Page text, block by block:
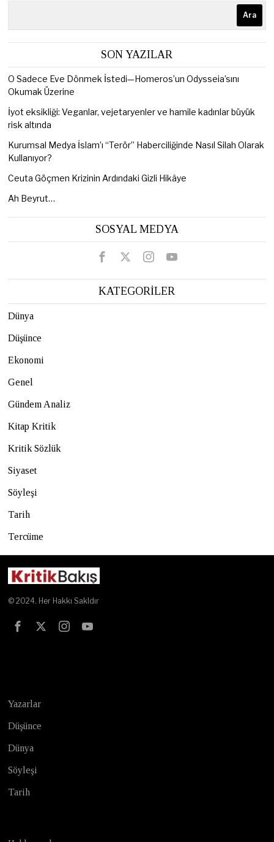
Ara
SON YAZILAR
O Sadece Eve Dönmek İstedi—Homeros’un Odysseia’sını
Okumak Üzerine
İyot eksikliği: Veganlar, vejetaryenler ve hamile kadınlar büyük
risk altında
Kurumsal Medya İslam’ı “Terör” Haberciliğinde Nasıl Silah Olarak
Kullanıyor?
Ceuta Göçmen Krizinin Ardındaki Gizli Hikâye
Ah Beyrut…
SOSYAL MEDYA
KATEGORİLER
Dünya
Düşünce
Ekonomi
Genel
Gündem Analiz
Kitap Kritik
Kritik Sözlük
Siyaset
Söyleşi
Tarih
Tercüme
© 2024. Her Hakkı Sakldır
Yazarlar
Düşünce
Dünya
Söyleşi
Tarih